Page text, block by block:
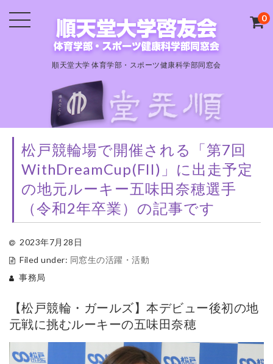
順天堂大学 体育学部・スポーツ健康科学部同窓会
0
松戸競輪場で開催される「第7回
WithDreamCup(FII)」に出走予定
の地元ルーキー五味田奈穂選手
（令和2年卒業）の記事です
2023年7月28日
Filed under: 同窓生の活躍・活動
事務局
【松戸競輪・ガールズ】本デビュー後初の地
元戦に挑むルーキーの五味田奈穂